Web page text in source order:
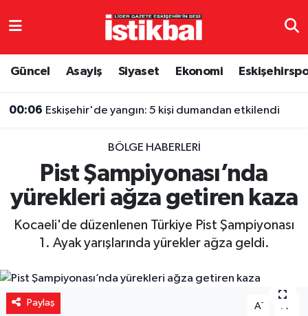
Güncel Asayiş Siyaset Ekonomi
00:06 Eskişehir'de yangın: 5 kişi dumandan etkilendi
BÖLGE HABERLERI
Pist Şampiyonası’nda
yürekleri ağza getiren kaza
Kocaeli'de düzenlenen Türkiye Pist Şampiyonası
1. Ayak yarışlarında yürekler ağza geldi.
Paylaş A- A
Eskişehirspor
Spor
Eğitim
Sağlık
Eskişehir Nöbetçi Eczaneler
TFF 3.Lig 4.Grup Puan Durumu ve Fikstür
Tüm Manşetler
Haber Arşivi